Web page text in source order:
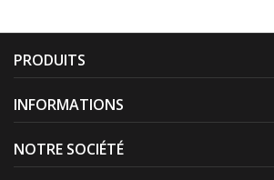
PRODUITS
INFORMATIONS
NOTRE SOCIÉTÉ